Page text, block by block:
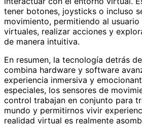
tener botones, joysticks o incluso
movimiento, permitiendo al
virtuales, realizar acciones y
de manera intuitiva.
En resumen, la tecnología detrás
combina hardware y software
experiencia inmersiva y
especiales, los sensores de
control trabajan en conjunto para
mundo y permitirnos vivir
realidad virtual es realmente